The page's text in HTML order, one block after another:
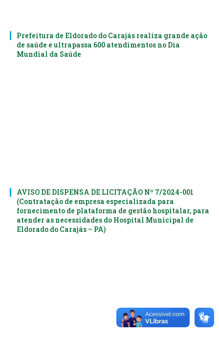
Prefeitura de Eldorado do Carajás realiza grande ação
de saúde e ultrapassa 600 atendimentos no Dia
Mundial da Saúde
AVISO DE DISPENSA DE LICITAÇÃO Nº 7/2024-001
(Contratação de empresa especializada para
fornecimento de plataforma de gestão hospitalar, para
atender as necessidades do Hospital Municipal de
Eldorado do Carajás – PA)